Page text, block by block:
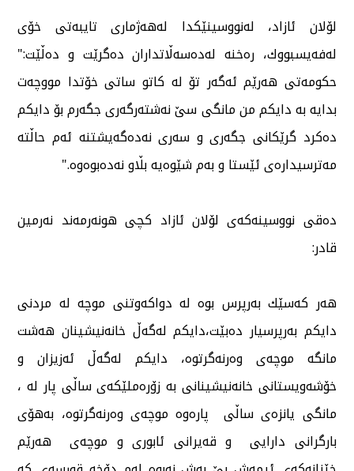
لۆلان ئازاد، لەنووسینێكدا لەهەژماری تایبەتی خۆی
لەفەیسبووك، رەخنە لەدەسەڵاتداران دەگرێت و دەڵێت:"
حكومەتی هەرێم ئەگەر تۆ لە كاتو ساتی خۆتدا مووچەت
بدایە بە دایكم من مانگی سێ نەشتەرگەری جگەرم بۆ دایكم
دەكرد گرێكانی جگەری و سەری نەدەگەیشتنە ئەم حاڵتە
مەترسیدارەی ئێستا و بەم شێوەیە بڵاو نەدەبوەوە."
دەقی نووسینەكەی لۆلان ئازاد كچی هونەرمەند نەرمین
قادر:
هەر كەسێك بەرپرس بوە لە دواكەوتنی موچە لە مردنی
دایكم بەرپرسیار دەبێت،دایكم لەگەڵ خانەنیشینان هەشت
مانگە موچەی وەرنەگرتوە، دایكم لەگەڵ ئەزیزان و
خۆشەویستانی خانەنیشینانی بە زۆرەملێكەی ساڵی پار لە ،
مانگی یانزەی ساڵی پارەوە موچەی وەرنەگرتوە، بەهۆی
بارگرانی دارایی و قەیرانی ئابوری و موچەی هەرێم